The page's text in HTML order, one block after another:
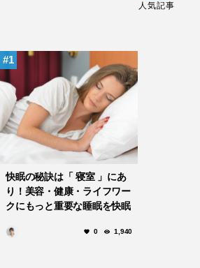
人気記事
1
快眠の秘訣は「 寝室 」にあ
り！美容・健康・ライフワー
クにもっと重要な睡眠を快眠
0 1,940